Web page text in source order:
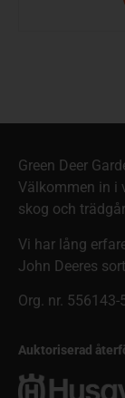
Green Deer
Välkommen in i
skog och
Vi har lång
John Deeres
Org. nr. 556143-
Auktoriserad